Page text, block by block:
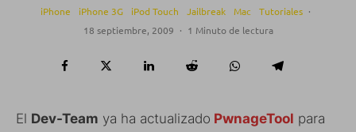
iPhone
iPhone 3G iPod Touch Jailbreak Mac Tutoriales ·
18 septiembre, 2009 · 1 Minuto de lectura
El Dev-Team ya ha actualizado PwnageTool para